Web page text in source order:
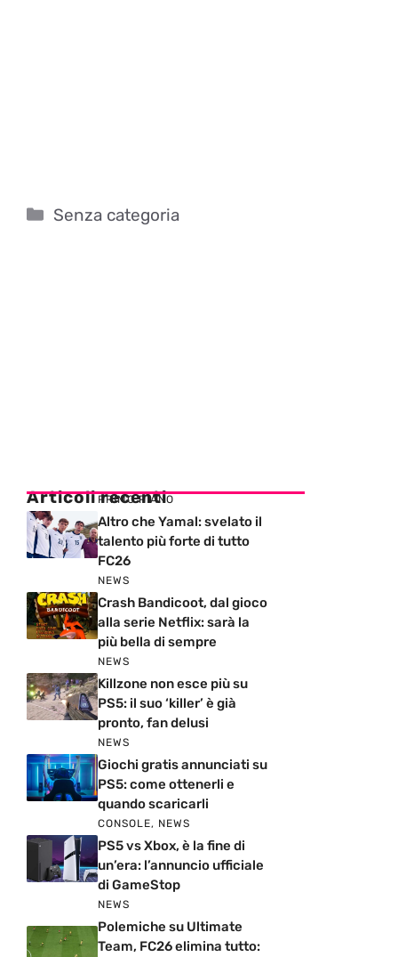
Categorie
Senza categoria
Articoli recenti
PRIMO PIANO
Altro che Yamal: svelato il
talento più forte di tutto
FC26
NEWS
Crash Bandicoot, dal gioco
alla serie Netflix: sarà la
più bella di sempre
NEWS
Killzone non esce più su
PS5: il suo ‘killer’ è già
pronto, fan delusi
NEWS
Giochi gratis annunciati su
PS5: come ottenerli e
quando scaricarli
CONSOLE, NEWS
PS5 vs Xbox, è la fine di
un’era: l’annuncio ufficiale
di GameStop
NEWS
Polemiche su Ultimate
Team, FC26 elimina tutto: